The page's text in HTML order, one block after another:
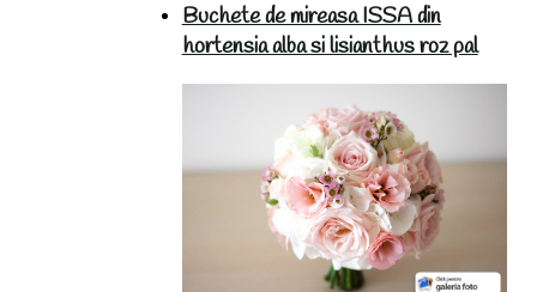
Buchete de mireasa ISSA din
hortensia alba si lisianthus roz pal